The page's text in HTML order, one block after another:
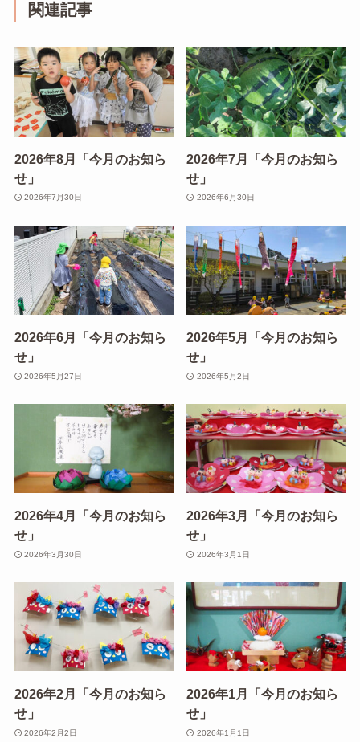
関連記事
2026年8月「今月のお知ら
せ」
2026年7月30日
2026年7月「今月のお知ら
せ」
2026年6月30日
2026年6月「今月のお知ら
せ」
2026年5月27日
2026年5月「今月のお知ら
せ」
2026年5月2日
2026年4月「今月のお知ら
せ」
2026年3月30日
2026年3月「今月のお知ら
せ」
2026年3月1日
2026年2月「今月のお知ら
せ」
2026年2月2日
2026年1月「今月のお知ら
せ」
2026年1月1日